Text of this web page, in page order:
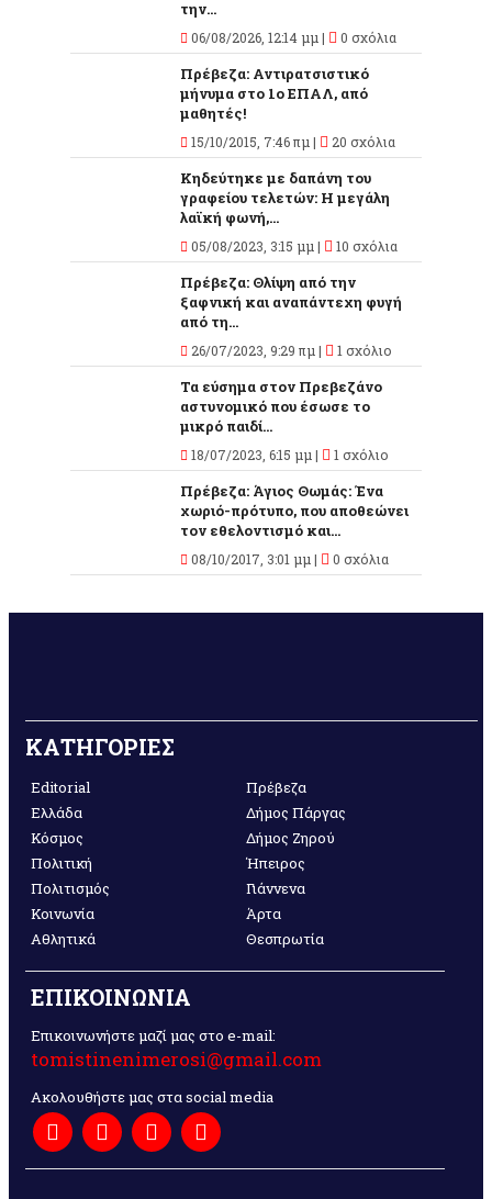
την...
06/08/2026, 12:14 μμ | 0 σχόλια
Πρέβεζα: Αντιρατσιστικό
μήνυμα στο 1ο ΕΠΑΛ, από
μαθητές!
15/10/2015, 7:46 πμ | 20 σχόλια
Κηδεύτηκε με δαπάνη του
γραφείου τελετών: Η μεγάλη
λαϊκή φωνή,...
05/08/2023, 3:15 μμ | 10 σχόλια
Πρέβεζα: Θλίψη από την
ξαφνική και αναπάντεχη φυγή
από τη...
26/07/2023, 9:29 πμ | 1 σχόλιο
Τα εύσημα στον Πρεβεζάνο
αστυνομικό που έσωσε το
μικρό παιδί...
18/07/2023, 6:15 μμ | 1 σχόλιο
Πρέβεζα: Άγιος Θωμάς: Ένα
χωριό-πρότυπο, που αποθεώνει
τον εθελοντισμό και...
08/10/2017, 3:01 μμ | 0 σχόλια
ΚΑΤΗΓΟΡΙΕΣ
Editorial
Ελλάδα
Κόσμος
Πολιτική
Πολιτισμός
Κοινωνία
Αθλητικά
Πρέβεζα
Δήμος Πάργας
Δήμος Ζηρού
Ήπειρος
Γιάννενα
Άρτα
Θεσπρωτία
ΕΠΙΚΟΙΝΩΝΙΑ
Επικοινωνήστε μαζί μας στο e-mail:
tomistinenimerosi@gmail.com
Ακολουθήστε μας στα social media